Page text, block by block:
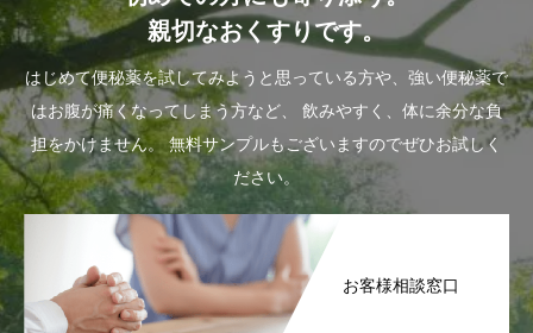
親切なおくすりです。
はじめて便秘薬を試してみようと思っている方や、強い便秘薬で
はお腹が痛くなってしまう方など、
飲みやすく、体に余分な負
担をかけません。無料サンプルもございますのでぜひお試しく
ださい。
お客様相談窓口